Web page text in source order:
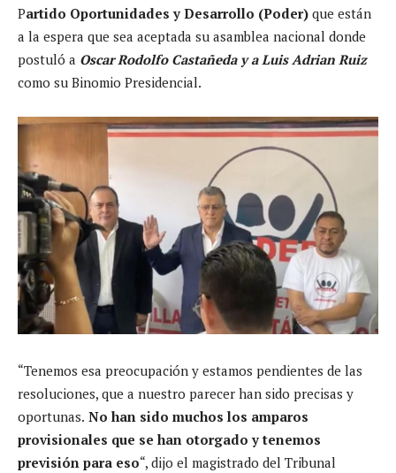
Partido Oportunidades y Desarrollo (Poder) que están
a la espera que sea aceptada su asamblea nacional donde
postuló a Oscar Rodolfo Castañeda y a Luis Adrian Ruiz
como su Binomio Presidencial.
“Tenemos esa preocupación y estamos pendientes de las
resoluciones, que a nuestro parecer han sido precisas y
oportunas. No han sido muchos los amparos
provisionales que se han otorgado y tenemos
previsión para eso“, dijo el magistrado del Tribunal